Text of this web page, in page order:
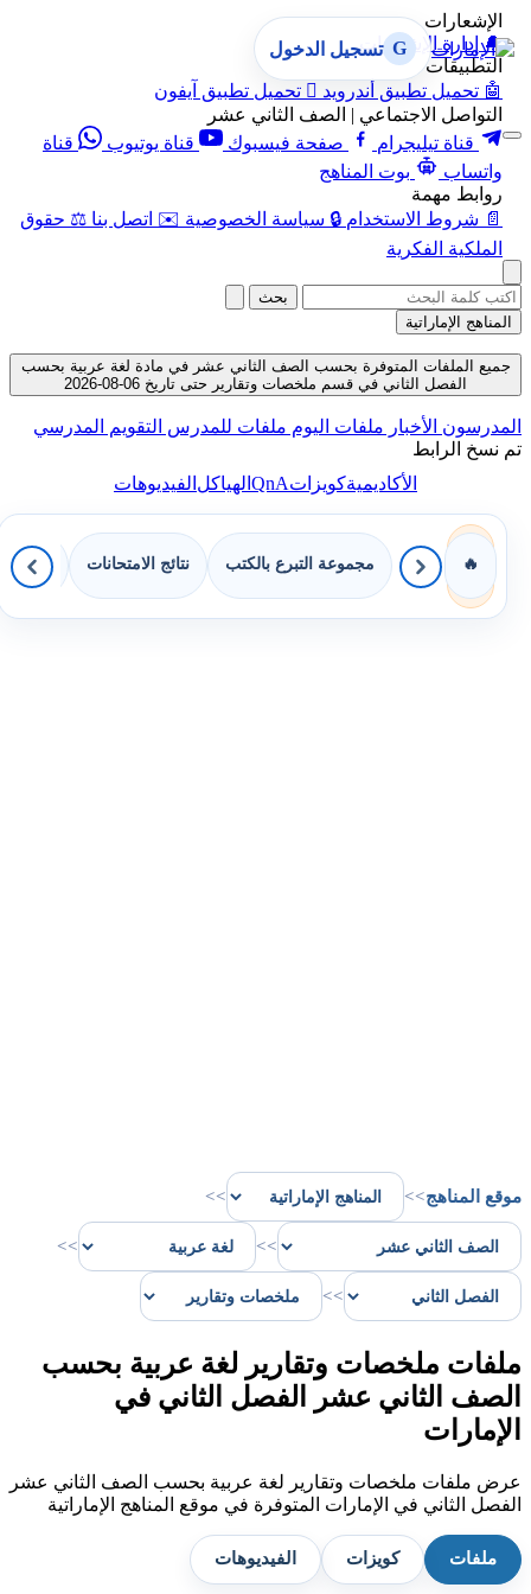
الإشعارات
🔔 إدارة الإشعارات
التطبيقات
🤖 تحميل تطبيق أندرويد  تحميل تطبيق آيفون
التواصل الاجتماعي | الصف الثاني عشر
قناة تيليجرام
صفحة فيسبوك قناة يوتيوب
قناة
واتساب
بوت المناهج
روابط مهمة
📄 شروط الاستخدام 🔒 سياسة الخصوصية ✉️ اتصل بنا ⚖️ حقوق
الملكية الفكرية
G تسجيل الدخول
بحث
المناهج الإماراتية
جميع الملفات المتوفرة بحسب الصف الثاني عشر في مادة لغة عربية بحسب
الفصل الثاني في قسم ملخصات وتقارير حتى تاريخ 06-08-2026
المدرسون الأخبار ملفات اليوم ملفات للمدرس التقويم المدرسي
تم نسخ الرابط
الأكاديميةكويزاتQnAالهياكلالفيديوهات
🔥 مجموعة التبرع بالكتب نتائج الامتحانات
موقع المناهج>>
>>
>>
>>
>>
ملفات ملخصات وتقارير لغة عربية بحسب
الصف الثاني عشر الفصل الثاني في
الإمارات
عرض ملفات ملخصات وتقارير لغة عربية بحسب الصف الثاني عشر
الفصل الثاني في الإمارات المتوفرة في موقع المناهج الإماراتية
ملفات كويزات الفيديوهات